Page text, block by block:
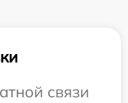
связи